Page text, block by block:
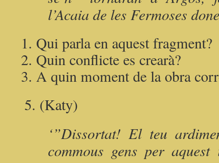
l’Acaia de les Fermoses
Qui parla en aquest fragment?
Quin conflicte es crearà?
A quin moment de la obra
5. (Katy)
‘”Dissortat! El teu
commous gens per